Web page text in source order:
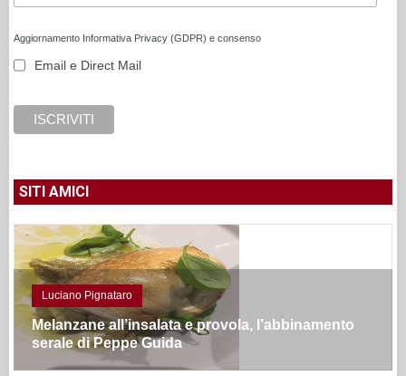
Aggiornamento Informativa Privacy (GDPR) e consenso
Email e Direct Mail
SITI AMICI
Luciano Pignataro
Melanzane all’insalata e provola, l’abbinamento
serale di Peppe Guida